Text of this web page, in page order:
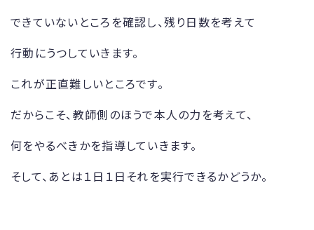
できていないところを確認し、残り日数を考えて
行動にうつしていきます。
これが正直難しいところです。
だからこそ、教師側のほうで本人の力を考えて、
何をやるべきかを指導していきます。
そして、あとは１日１日それを実行できるかどうか。